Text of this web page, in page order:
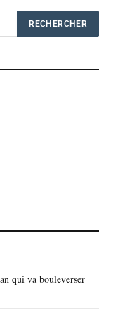
qui va bouleverser